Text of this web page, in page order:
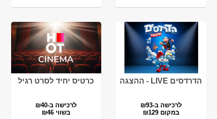
הדרדסים LIVE - ההצגה
לרכישה ב-₪93
במקום ₪129
כרטיס יחיד לסרט רגיל
לרכישה ב-₪40
בשווי ₪46